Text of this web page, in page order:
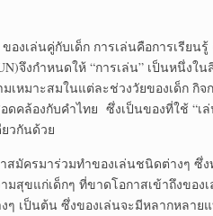
ของเล่นคู่กับเด็ก การเล่นคือการเรีย
จึงกำหนดให้ “การเล่น” เป็นหนึ่งใ
เหมาะสมในแต่ละช่วงวัยของเด็ก กิจ
อดคล้องกับคำไทย ซึ่งเป็นของที่ใช้ “
วกันด้วย
มัครมาร่วมทำของเล่นชนิดต่างๆ ซึ่
มสุขแก่เด็กๆ ที่ขาดโอกาสเข้าถึงขอ
ๆ เป็นต้น ซึ่งของเล่นจะมีหลากหลา